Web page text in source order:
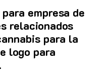
empresa de
relacionados
para la
logo para